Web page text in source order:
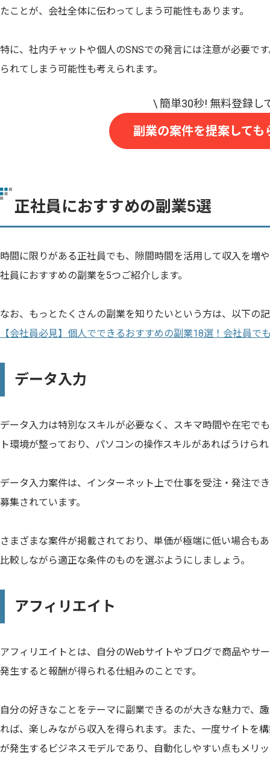
たことが、会社全体に伝わってしまう可能性もあります。
特に、社内チャットや個人のSNSでの発言には注意が必要で
られてしまう可能性も考えられます。
副業の案件を提案しても
正社員におすすめの副業5選
時間に限りがある正社員でも、隙間時間を活用して収入を増
社員におすすめの副業を5つご紹介します。
なお、もっとたくさんの副業を知りたいという方は、以下の
【会社員必見】個人でできるおすすめの副業18選！会社員で
データ入力
データ入力は特別なスキルが必要なく、スキマ時間や在宅で
ト環境が整っており、パソコンの操作スキルがあればうけら
データ入力案件は、インターネット上で仕事を受注・発注で
募集されています。
さまざまな案件が掲載されており、単価が極端に低い場合も
比較しながら適正な条件のものを選ぶようにしましょう。
アフィリエイト
アフィリエイトとは、自分のWebサイトやブログで商品やサ
発生すると報酬が得られる仕組みのことです。
自分の好きなことをテーマに副業できるのが大きな魅力で、
れば、楽しみながら収入を得られます。また、一度サイトを
が発生するビジネスモデルであり、自動化しやすい点もメリ